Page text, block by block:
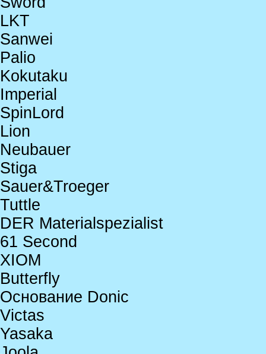
LKT
Sanwei
Palio
Kokutaku
Imperial
SpinLord
Lion
Neubauer
Stiga
Sauer&Troeger
Tuttle
DER Materialspezialist
61 Second
XIOM
Butterfly
Основание Donic
Victas
Yasaka